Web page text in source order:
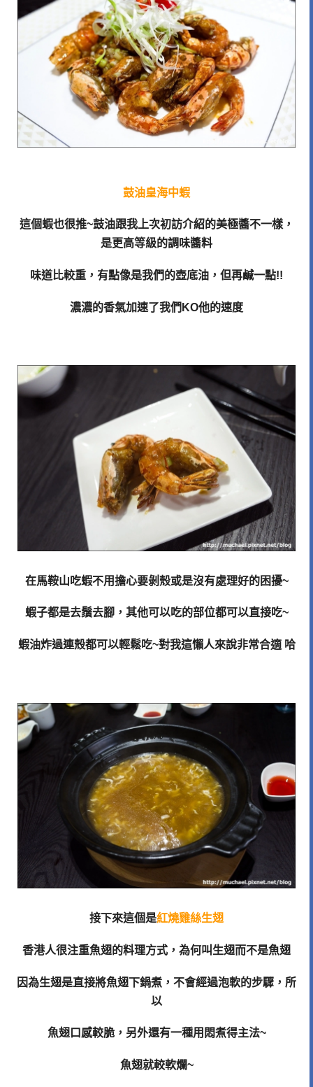
鼓油皇海中蝦
這個蝦也很推~鼓油跟我上次初訪介紹的美極醬不一樣，
是更高等級的調味醬料
味道比較重，有點像是我們的壺底油，但再鹹一點!!
濃濃的香氣加速了我們 KO他的速度
在馬鞍山吃蝦不用擔心要剝殼或是沒有處理好的困擾~
蝦子都是去鬚去腳，其他可以吃的部位都可以直接吃~
蝦油炸過連殼都可以輕鬆吃~對我這懶人來說非常合適 哈
接下來這個是紅燒雞絲生翅
香港人很注重魚翅的料理方式，為何叫生翅而不是魚翅
因為生翅是直接將魚翅下鍋煮，不會經過泡軟的步驟，所
以
魚翅口感較脆，另外還有一種用悶煮得主法~
魚翅就較軟爛~